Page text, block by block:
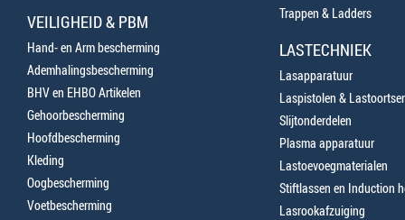
VEILIGHEID & PBM
Hand- en Arm bescherming
Ademhalingsbescherming
BHV en EHBO Artikelen
Gehoorbescherming
Hoofdbescherming
Kleding
Oogbescherming
Voetbescherming
Trappen & Ladders
LASTECHNIEK
Lasapparatuur
Laspistolen &
Slijtonderdelen
Plasma apparatuur
Lastoevoegmaterialen
Stiftlassen en Induction
Lasrookafzuiging